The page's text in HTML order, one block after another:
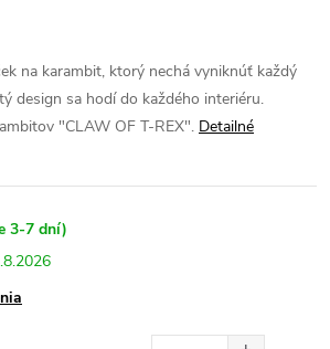
na karambit, ktorý nechá vyniknúť každý
design sa hodí do každého interiéru.
"CLAW OF T-REX". Detailné
3-7 dní)